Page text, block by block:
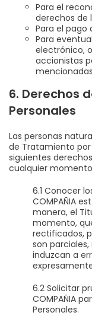
Para el
derechos de
Para el pago
Para
electrónico,
accionistas
6. Derechos
Personales
Las personas
de Tratamiento por
siguientes
cualquier
6.1 Conocer
COMPAÑIA
manera, el
momento,
rectificados,
son
induzcan a
6.2 Solicitar
COMPAÑIA
Personales.